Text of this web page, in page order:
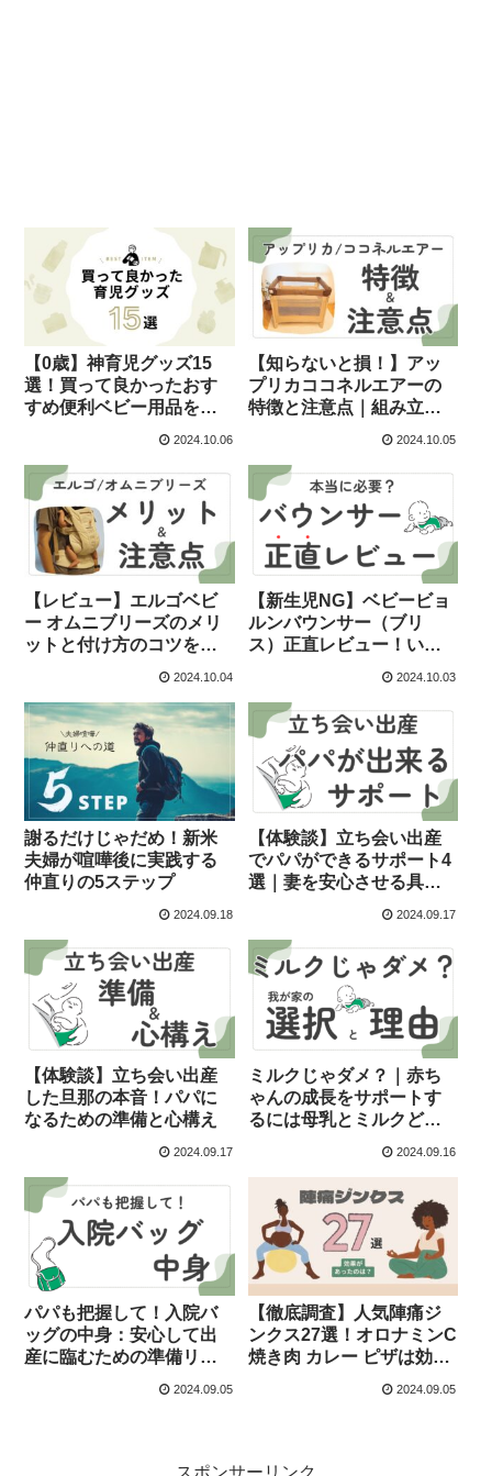
【0歳】神育児グッズ15
選！買って良かったおす
すめ便利ベビー用品を紹
2024.10.06
【知らないと損！】アッ
プリカココネルエアーの
特徴と注意点｜組み立て
2024.10.05
【レビュー】エルゴベビ
ー オムニブリーズのメリ
ットと付け方のコツをパ
2024.10.04
【新生児NG】ベビービョ
ルンバウンサー（ブリ
ス）正直レビュー！いつ
2024.10.03
謝るだけじゃだめ！新米
夫婦が喧嘩後に実践する
仲直りの5ステップ
2024.09.18
【体験談】立ち会い出産
でパパができるサポート4
選｜妻を安心させる具体
2024.09.17
【体験談】立ち会い出産
した旦那の本音！パパに
なるための準備と心構え
2024.09.17
ミルクじゃダメ？｜赤ち
ゃんの成長をサポートす
るには母乳とミルクどち
2024.09.16
パパも把握して！入院バ
ッグの中身：安心して出
産に臨むための準備リス
2024.09.05
【徹底調査】人気陣痛ジ
ンクス27選！オロナミンC
焼き肉 カレー ピザは効果
2024.09.05
スポンサーリンク